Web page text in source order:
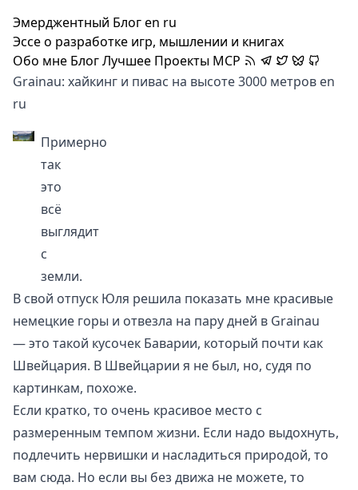
Эмерджентный Блогen ru
Эссе о разработке игр, мышлении и книгах
Обо мне БлогЛучшее Проекты MCP
Grainau: хайкинг и пивас на высоте 3000 метров en
ru
Примерно
так
это
всё
выглядит
с
земли.
В свой отпуск Юля решила показать мне красивые
немецкие горы и отвезла на пару дней в Grainau
— это такой кусочек Баварии, который почти как
Швейцария. В Швейцарии я не был, но, судя по
картинкам, похоже.
Если кратко, то очень красивое место с
размеренным темпом жизни. Если надо выдохнуть,
подлечить нервишки и насладиться природой, то
вам сюда. Но если вы без движа не можете, то